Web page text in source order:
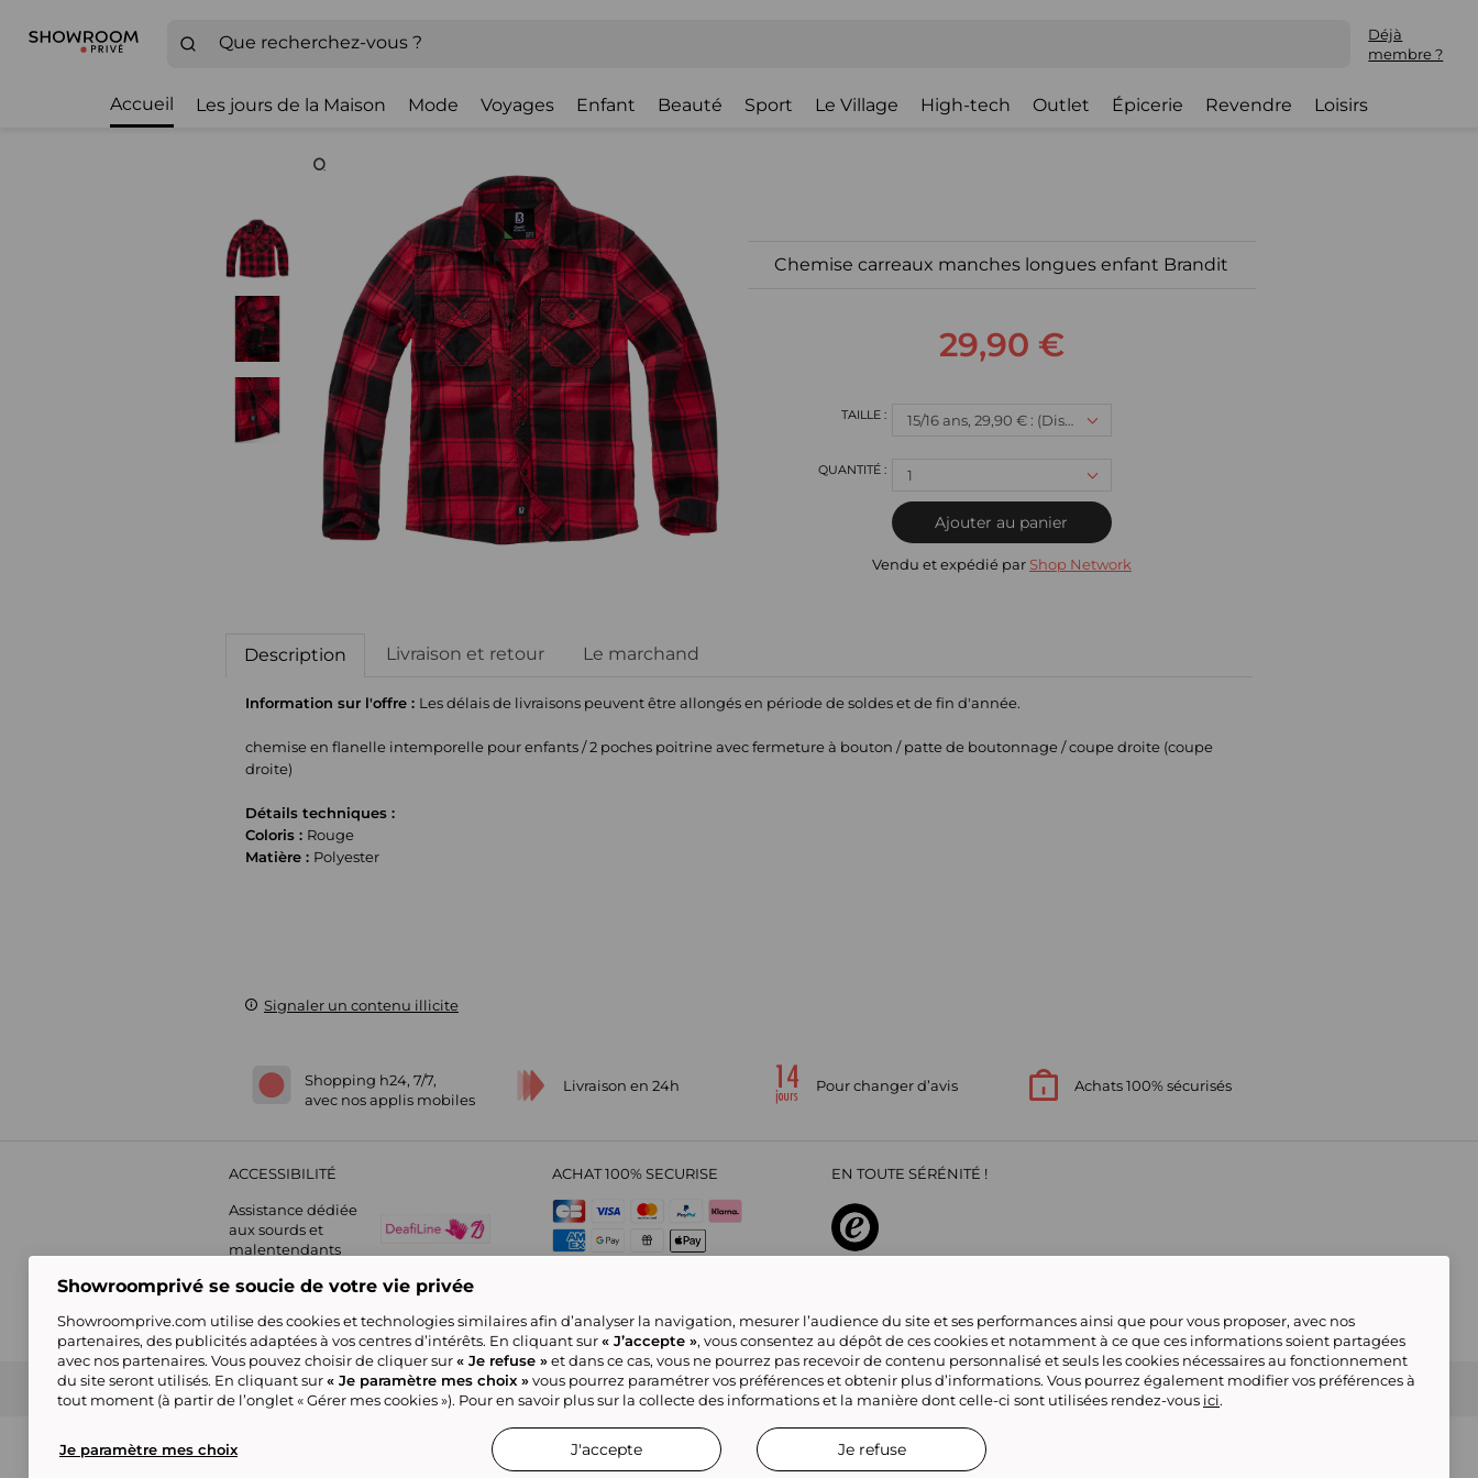
Déjà
membre ?
Accueil Les jours de la Maison Mode Voyages Enfant Beauté Sport Le Village High-tech Outlet Épicerie Revendre Loisirs
Chemise carreaux manches longues enfant Brandit
29,90 €
15/16 ans, 29,90 € : (Disponible)
1
Ajouter au panier
Vendu et expédié par Shop Network
Description Livraison et retour Le marchand
Information sur l'offre : Les délais de livraisons peuvent être allongés en période de soldes et de fin d'année.
chemise en flanelle intemporelle pour enfants / 2 poches poitrine avec fermeture à bouton / patte de boutonnage / coupe droite (coupe
droite)
Détails techniques :
Coloris : Rouge
Matière : Polyester
Signaler un contenu illicite
Shopping h24, 7/7,
avec nos applis mobiles
Livraison en 24h Pour changer d’avis Achats 100% sécurisés
ACCESSIBILITÉ
Assistance dédiée
aux sourds et
malentendants
ACHAT 100% SECURISE EN TOUTE SÉRÉNITÉ !
Guide d'achat Showroomprive group CGV Politique de confidentialité Offre Partenaire Rejoignez-nous Nous contacter
Gérer mes cookies
Nos engagements
Conditions générales de la Marketplace Référencement & Critères de Classement Accessibilité : Non conforme Tous nos produits Deafiline
Certains visuels sont générés en IA
© Showroomprive.com 2026
Showroomprivé se soucie de votre vie privée
Showroomprive.com utilise des cookies et technologies similaires afin d’analyser la navigation, mesurer l’audience du site et ses performances ainsi que pour vous proposer, avec nos
partenaires, des publicités adaptées à vos centres d’intérêts. En cliquant sur« J’accepte », vous consentez au dépôt de ces cookies et notamment à ce que ces informations soient partagées
avec nos partenaires. Vous pouvez choisir de cliquer sur« Je refuse »et dans ce cas, vous ne pourrez pas recevoir de contenu personnalisé et seuls les cookies nécessaires au fonctionnement
du site seront utilisés. En cliquant sur« Je paramètre mes choix »vous pourrez paramétrer vos préférences et obtenir plus d’informations. Vous pourrez également modifier vos préférences à
tout moment (à partir de l’onglet « Gérer mes cookies »). Pour en savoir plus sur la collecte des informations et la manière dont celle-ci sont utilisées rendez-vous ici.
Je paramètre mes choix J'accepte Je refuse